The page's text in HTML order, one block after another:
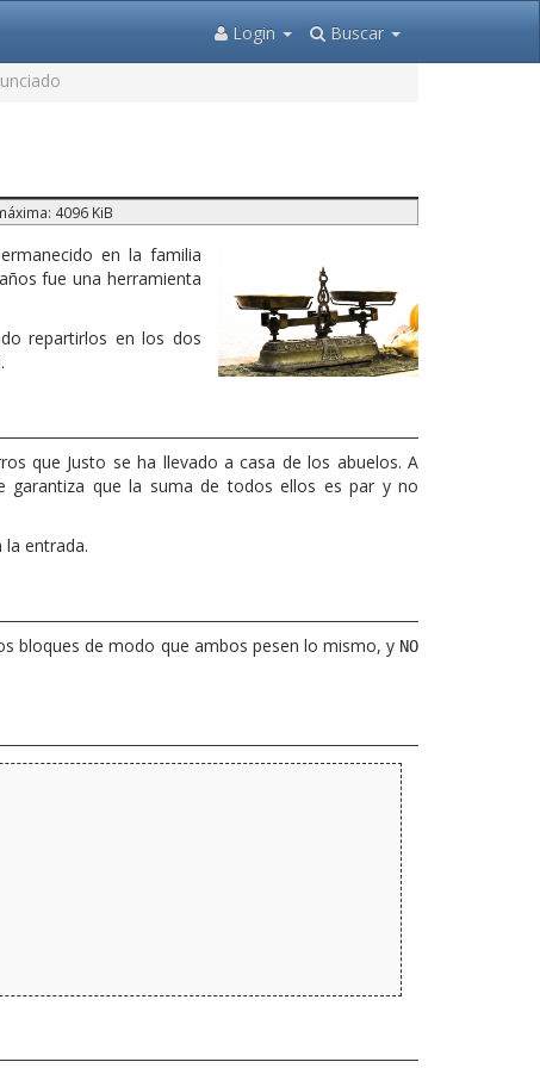
Buscar
Login
4096 KiB
en la familia
fue una herramienta
repartirlos en los dos
que Justo se ha llevado a casa de los abuelos. A
garantiza que la suma de todos ellos es par y no
la entrada.
bloques de modo que ambos pesen lo mismo, y NO